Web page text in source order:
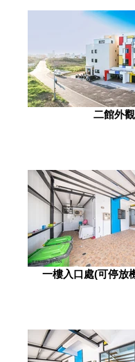
二館外觀
一樓入口處(可停放